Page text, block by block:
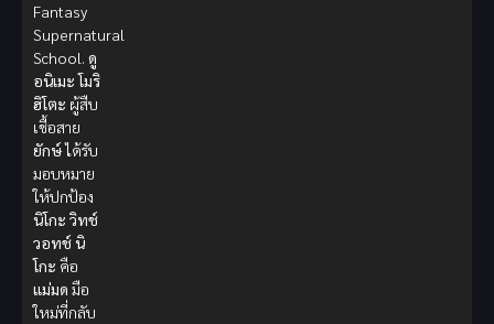
Fantasy
Supernatural
School. ดู
อนิเมะ โมริ
ฮิโตะ ผู้สืบ
เชื้อสาย
ยักษ์ได้รับ
มอบหมาย
ให้ปกป้อง
นิโกะ วิทช์
วอทช์นิ
โกะ คือ
แม่มด มือ
ใหม่ที่กลับ